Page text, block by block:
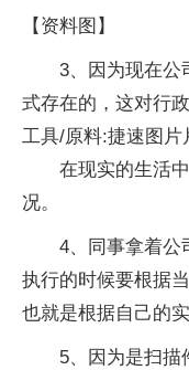
【资料图】
3、因为现在公
式存在的，这对
工具/原料:捷速图
在现实的生活中
况。
4、同事拿着公
执行的时候要根据
也就是根据自己的
5、因为是扫描